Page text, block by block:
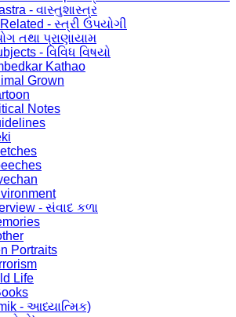
- વાસ્તુશાસ્ત્ર
- સ્ત્રી ઉપયોગી
તથા પ્રાણાયામ
- વિવિધ વિષયો
Kathao
Grown
Notes
- સંવાદ કળા
Portraits
Life
- આધ્યાત્મિક)